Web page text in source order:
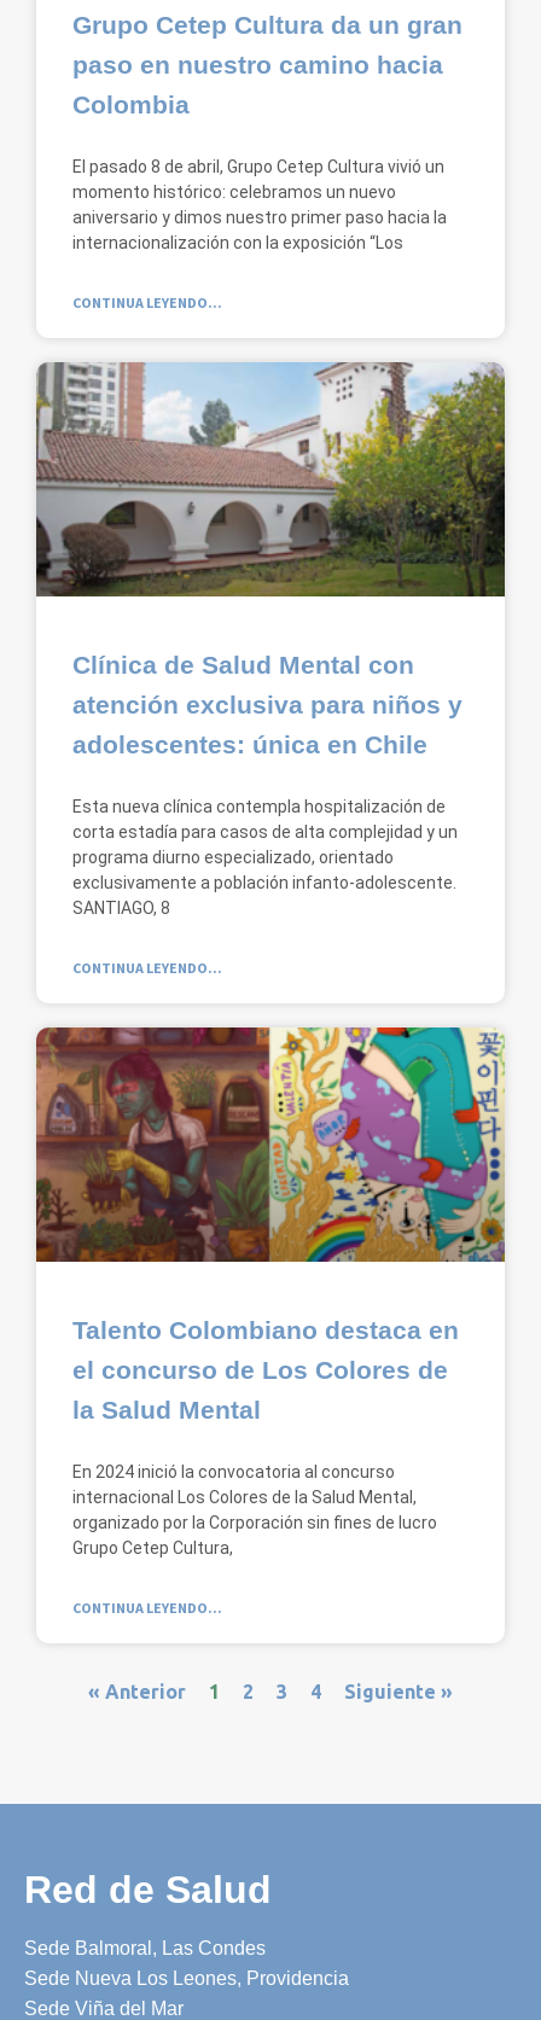
Grupo Cetep Cultura da un gran
paso en nuestro camino hacia
Colombia
El pasado 8 de abril, Grupo Cetep Cultura vivió un
momento histórico: celebramos un nuevo
aniversario y dimos nuestro primer paso hacia la
internacionalización con la exposición “Los
CONTINUA LEYENDO...
Clínica de Salud Mental con
atención exclusiva para niños y
adolescentes: única en Chile
Esta nueva clínica contempla hospitalización de
corta estadía para casos de alta complejidad y un
programa diurno especializado, orientado
exclusivamente a población infanto-adolescente.
SANTIAGO, 8
CONTINUA LEYENDO...
Talento Colombiano destaca en
el concurso de Los Colores de
la Salud Mental
En 2024 inició la convocatoria al concurso
internacional Los Colores de la Salud Mental,
organizado por la Corporación sin fines de lucro
Grupo Cetep Cultura,
CONTINUA LEYENDO...
« Anterior 1 2 3 4 Siguiente »
Red de Salud
Sede Balmoral, Las Condes
Sede Nueva Los Leones, Providencia
Sede Viña del Mar